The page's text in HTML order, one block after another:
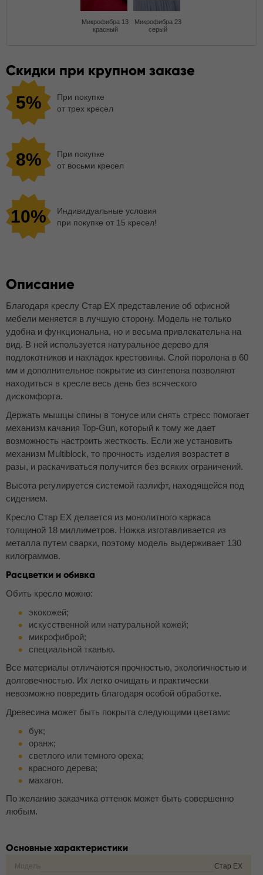
Микрофибра 13
красный
Микрофибра 23
серый
Скидки при крупном заказе
5%
При покупке
от трех кресел
8%
При покупке
от восьми кресел
10%
Индивидуальные условия
при покупке от 15 кресел!
Описание
Благодаря креслу Стар EX представление об офисной
мебели меняется в лучшую сторону. Модель не только
удобна и функциональна, но и весьма привлекательна на
вид. В ней используется натуральное дерево для
подлокотников и накладок крестовины. Слой поролона в 60
мм и дополнительное покрытие из синтепона позволяют
находиться в кресле весь день без всяческого
дискомфорта.
Держать мышцы спины в тонусе или снять стресс помогает
механизм качания Top-Gun, который к тому же дает
возможность настроить жесткость. Если же установить
механизм Multiblock, то прочность изделия возрастет в
разы, и раскачиваться получится без всяких ограничений.
Высота регулируется системой газлифт, находящейся под
сидением.
Кресло Стар EX делается из монолитного каркаса
толщиной 18 миллиметров. Ножка изготавливается из
металла путем сварки, поэтому модель выдерживает 130
килограммов.
Расцветки и обивка
Обить кресло можно:
экокожей;
искусственной или натуральной кожей;
микрофиброй;
специальной тканью.
Все материалы отличаются прочностью, экологичностью и
долговечностью. Их легко очищать и практически
невозможно повредить благодаря особой обработке.
Древесина может быть покрыта следующими цветами:
бук;
оранж;
светлого или темного ореха;
красного дерева;
махагон.
По желанию заказчика оттенок может быть совершенно
любым.
Основные характеристики
Модель Стар EX